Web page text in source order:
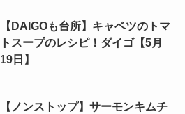
【DAIGOも台所】キャベツのトマ
トスープのレシピ！ダイゴ【5月
19日】
【ノンストップ】サーモンキムチ